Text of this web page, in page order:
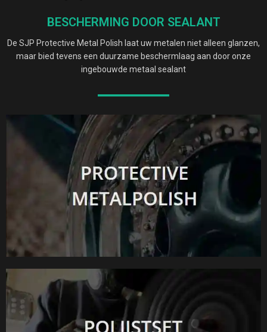
BESCHERMING DOOR SEALANT
De SJP Protective Metal Polish laat uw metalen niet alleen glanzen,
maar bied tevens een duurzame beschermlaag aan door onze
ingebouwde metaal sealant